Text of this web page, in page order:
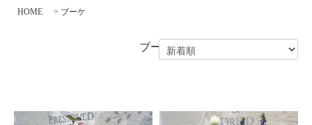
HOME > ブーケ
ブーケ